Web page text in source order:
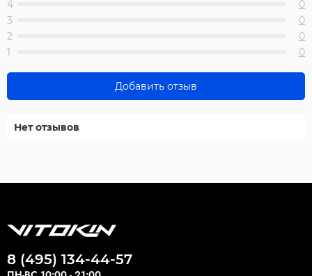
4
0
3
0
2
0
1
0
Добавить отзыв
Нет отзывов
8 (495) 134-44-57